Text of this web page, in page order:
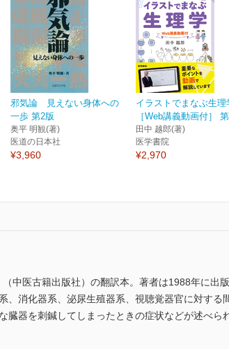
邪気論 見えない身体への
一歩 第2版
奥平 明観(著)
医道の日本社
¥3,960
イラストでまなぶ生理
［Web講義動画付］
田中 越郎(著)
医学書院
¥2,970
中医古籍出版社）の翻訳本。著者は1988年に出
消化器系、泌尿生殖器系、視聴覚器官に対する
器を刺鍼してしまったときの症状などが述べら